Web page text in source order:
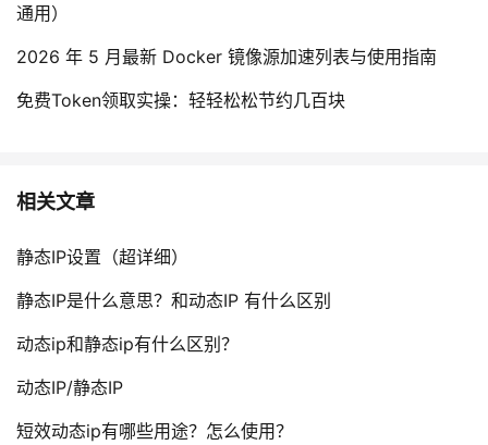
通用）
2026 年 5 月最新 Docker 镜像源加速列表与使用指南
免费Token领取实操：轻轻松松节约几百块
相关文章
静态IP设置（超详细）
静态IP是什么意思？和动态IP 有什么区别
动态ip和静态ip有什么区别？
动态IP/静态IP
短效动态ip有哪些用途？怎么使用？